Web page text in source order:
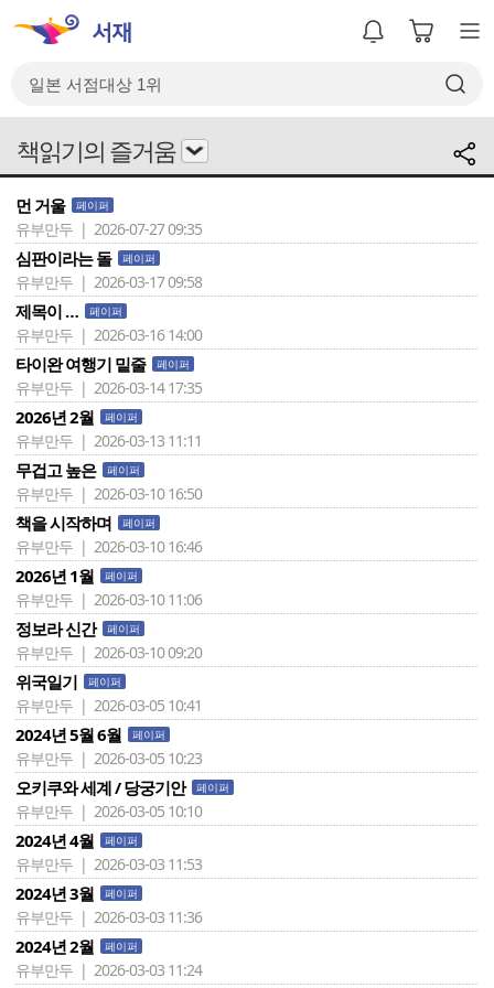
책읽기의 즐거움
먼 거울 페이퍼
유부만두 | 2026-07-27 09:35
심판이라는 돌 페이퍼
유부만두 | 2026-03-17 09:58
제목이 … 페이퍼
유부만두 | 2026-03-16 14:00
타이완 여행기 밑줄 페이퍼
유부만두 | 2026-03-14 17:35
2026년 2월 페이퍼
유부만두 | 2026-03-13 11:11
무겁고 높은 페이퍼
유부만두 | 2026-03-10 16:50
책을 시작하며 페이퍼
유부만두 | 2026-03-10 16:46
2026년 1월 페이퍼
유부만두 | 2026-03-10 11:06
정보라 신간 페이퍼
유부만두 | 2026-03-10 09:20
위국일기 페이퍼
유부만두 | 2026-03-05 10:41
2024년 5월 6월 페이퍼
유부만두 | 2026-03-05 10:23
오키쿠와 세계 / 당궁기안 페이퍼
유부만두 | 2026-03-05 10:10
2024년 4월 페이퍼
유부만두 | 2026-03-03 11:53
2024년 3월 페이퍼
유부만두 | 2026-03-03 11:36
2024년 2월 페이퍼
유부만두 | 2026-03-03 11:24